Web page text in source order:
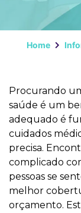
Home
Procurando
saúde é um
adequado é
cuidados
precisa.
complicado
pessoas se
melhor
orçamento.